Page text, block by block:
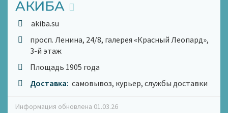
АКИБА
akiba.su
просп. Ленина, 24/8, галерея «Красный Леопард»,
3-й этаж
Площадь 1905 года
Доставка: самовывоз, курьер, службы доставки
Информация обновлена 01.03.26